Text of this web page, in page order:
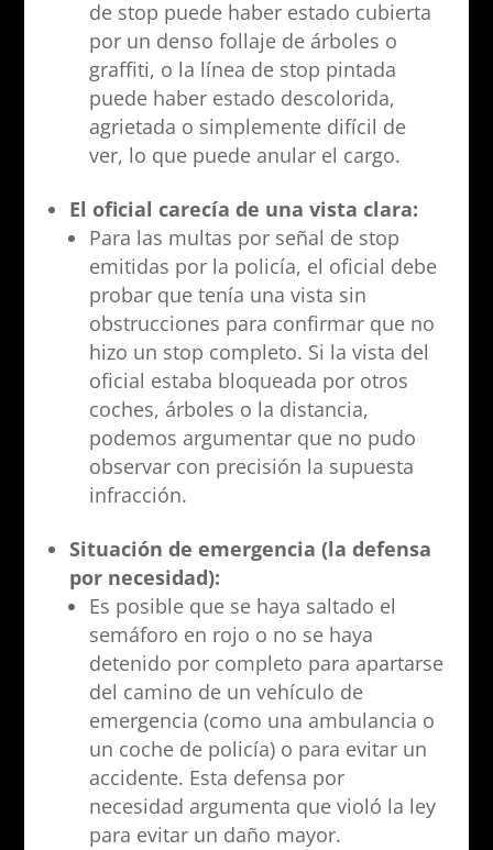
de stop puede haber estado cubierta
por un denso follaje de árboles o
graffiti, o la línea de stop pintada
puede haber estado descolorida,
agrietada o simplemente difícil de
ver, lo que puede anular el cargo.
El oficial carecía de una vista clara:
Para las multas por señal de stop
emitidas por la policía, el oficial debe
probar que tenía una vista sin
obstrucciones para confirmar que no
hizo un stop completo. Si la vista del
oficial estaba bloqueada por otros
coches, árboles o la distancia,
podemos argumentar que no pudo
observar con precisión la supuesta
infracción.
Situación de emergencia (la defensa
por necesidad):
Es posible que se haya saltado el
semáforo en rojo o no se haya
detenido por completo para apartarse
del camino de un vehículo de
emergencia (como una ambulancia o
un coche de policía) o para evitar un
accidente. Esta defensa por
necesidad argumenta que violó la ley
para evitar un daño mayor.